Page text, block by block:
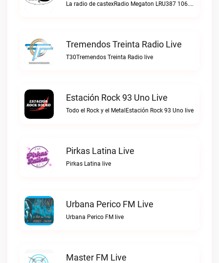
La radio de castexRadio Megaton LRU387 106.7 FM live
Tremendos Treinta Radio Live
T30Tremendos Treinta Radio live
Estación Rock 93 Uno Live
Todo el Rock y el MetalEstación Rock 93 Uno live
Pirkas Latina Live
Pirkas Latina live
Urbana Perico FM Live
Urbana Perico FM live
Master FM Live